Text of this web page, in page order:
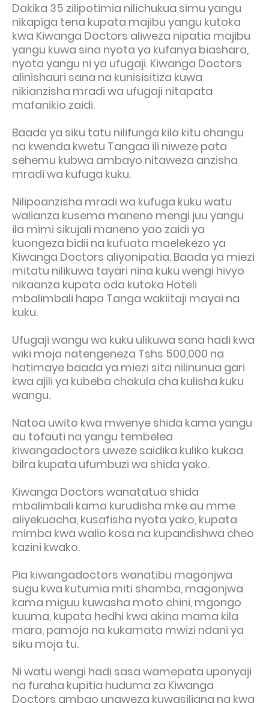
Dakika 35 zilipotimia nilichukua simu yangu
nikapiga tena kupata majibu yangu kutoka
kwa Kiwanga Doctors aliweza nipatia majibu
yangu kuwa sina nyota ya kufanya biashara,
nyota yangu ni ya ufugaji. Kiwanga Doctors
alinishauri sana na kunisisitiza kuwa
nikianzisha mradi wa ufugaji nitapata
mafanikio zaidi.
Baada ya siku tatu nilifunga kila kitu changu
na kwenda kwetu Tangaa ili niweze pata
sehemu kubwa ambayo nitaweza anzisha
mradi wa kufuga kuku.
Nilipoanzisha mradi wa kufuga kuku watu
walianza kusema maneno mengi juu yangu
ila mimi sikujali maneno yao zaidi ya
kuongeza bidii na kufuata maelekezo ya
Kiwanga Doctors aliyonipatia. Baada ya miezi
mitatu nilikuwa tayari nina kuku wengi hivyo
nikaanza kupata oda kutoka Hoteli
mbalimbali hapa Tanga wakiitaji mayai na
kuku.
Ufugaji wangu wa kuku ulikuwa sana hadi kwa
wiki moja natengeneza Tshs 500,000 na
hatimaye baada ya miezi sita nilinunua gari
kwa ajili ya kubeba chakula cha kulisha kuku
wangu.
Natoa uwito kwa mwenye shida kama yangu
au tofauti na yangu tembelea
kiwangadoctors uweze saidika kuliko kukaa
bilra kupata ufumbuzi wa shida yako.
Kiwanga Doctors wanatatua shida
mbalimbali kama kurudisha mke au mme
aliyekuacha, kusafisha nyota yako, kupata
mimba kwa walio kosa na kupandishwa cheo
kazini kwako.
Pia kiwangadoctors wanatibu magonjwa
sugu kwa kutumia miti shamba, magonjwa
kama miguu kuwasha moto chini, mgongo
kuuma, kupata hedhi kwa akina mama kila
mara, pamoja na kukamata mwizi ndani ya
siku moja tu.
Ni watu wengi hadi sasa wamepata uponyaji
na furaha kupitia huduma za Kiwanga
Doctors ambao unaweza kuwasiliana na kwa